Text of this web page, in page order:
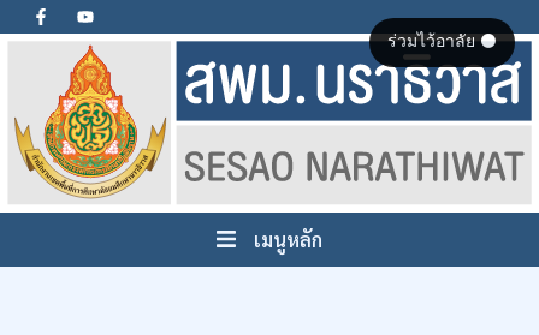
เมนูหลัก
ร่วมไว้อาลัย ⚫